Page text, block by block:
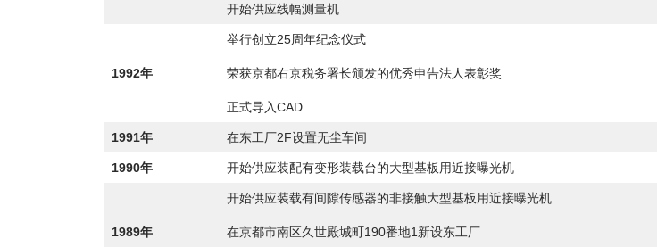
开始供应线幅测量机
1992年
举行创立25周年纪念仪式
荣获京都右京税务署长颁发的优秀申告法人表彰奖
正式导入CAD
1991年 在东工厂2F设置无尘车间
1990年 开始供应装配有变形装载台的大型基板用近接曝光机
1989年
开始供应装载有间隙传感器的非接触大型基板用近接曝光机
在京都市南区久世殿城町190番地1新设东工厂